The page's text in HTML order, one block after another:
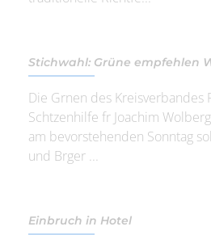
Stichwahl: Grüne empfehlen
Die Grnen des Kreisverbandes
Schtzenhilfe fr Joachim
am bevorstehenden Sonntag
und Brger ...
Einbruch in Hotel